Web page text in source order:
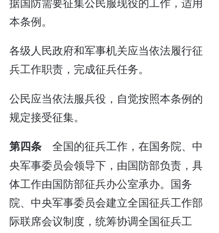
本条例。
各级人民政府和军事机关应当依法履行征
兵工作职责，完成征兵任务。
公民应当依法服兵役，自觉按照本条例的
规定接受征集。
第四条 全国的征兵工作，在国务院、中
央军事委员会领导下，由国防部负责，具
体工作由国防部征兵办公室承办。国务
院、中央军事委员会建立全国征兵工作部
际联席会议制度，统筹协调全国征兵工